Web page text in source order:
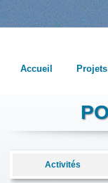
Accueil Projets
Activités